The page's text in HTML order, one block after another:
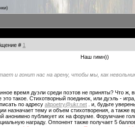
# 1
Наш гимн))
и гонит нас на арену, чтобы мы, как
время дуэли среди поэтов не приняты? Что
такое. Стихотворный поединок, или дуэль -
по адресу altpoetry@ukr.net . и, будьте
назначает тему и объем стихотворения, а также
анонимно публикует их на форуме. Форумчане
награду. Оппонент также получает 5